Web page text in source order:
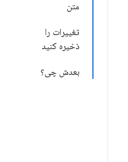
متن
تغییرات را
ذخیره کنید
بعدش چی؟